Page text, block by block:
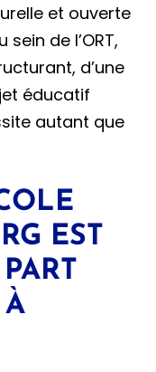
et ouverte
de l’ORT,
d’une
éducatif
autant que
EST
À